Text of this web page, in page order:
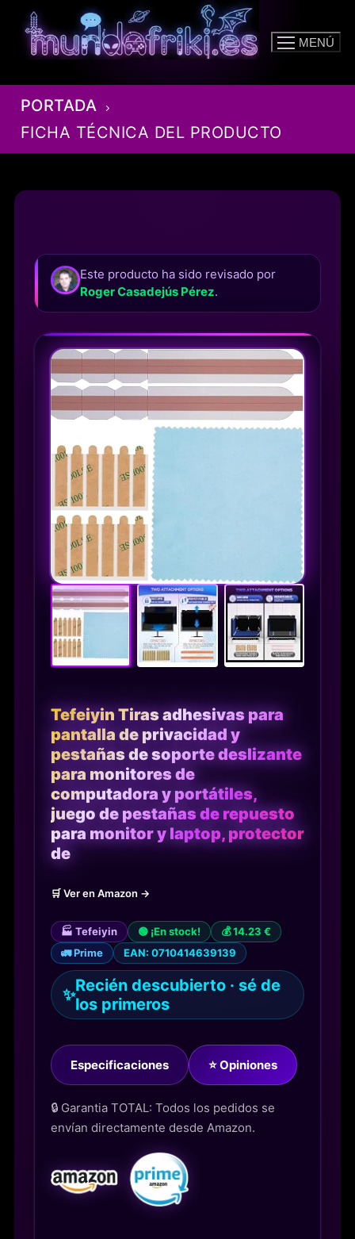
contenido
MENÚ
PORTADA
FICHA TÉCNICA DEL PRODUCTO
Este producto ha sido revisado por
Roger Casadejús Pérez.
Tefeiyin Tiras adhesivas para
pantalla de privacidad y
pestañas de soporte deslizante
para monitores de
computadora y portátiles,
juego de pestañas de repuesto
para monitor y laptop, protector
de
🛒 Ver en Amazon →
🏭 Tefeiyin 🟢 ¡En stock!
💰 14.23 €
🚛 Prime
EAN: 0710414639139
✨Recién descubierto · sé de
los primeros
Especificaciones ⭐ Opiniones
🔒 Garantia TOTAL: Todos los pedidos se
envían directamente desde Amazon.